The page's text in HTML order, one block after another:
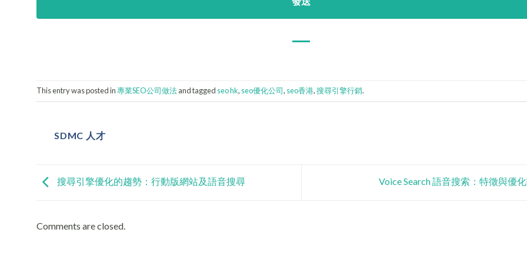
This entry was posted in專業SEO公司做法and tagged seo hk, seo優化公司, seo香港,搜尋引擎行銷.
SDMC 人才
搜尋引擎優化的趨勢：行動版網站及語音搜尋 Voice Search 語音搜索：特徵與優
Comments are closed.